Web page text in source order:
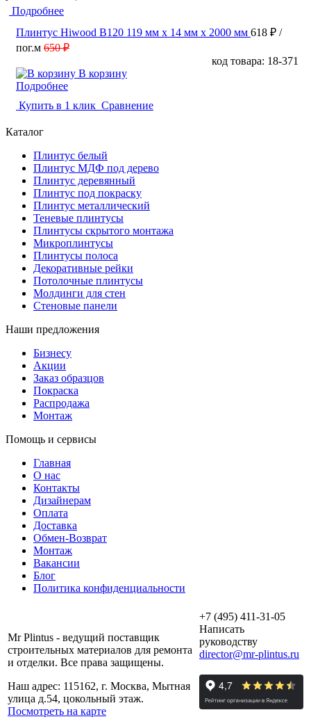
Подробнее
Плинтус Hiwood B120 119 мм х 14 мм х 2000 мм 618 ₽ /
пог.м 650 ₽
код товара: 18-371
В корзину
Подробнее
Купить в 1 клик Сравнение
Каталог
Плинтус белый
Плинтус МДФ под дерево
Плинтус деревянный
Плинтус под покраску
Плинтус металлический
Теневые плинтусы
Плинтусы скрытого монтажа
Микроплинтусы
Плинтусы полоса
Декоративные рейки
Потолочные плинтусы
Молдинги для стен
Стеновые панели
Наши предложения
Бизнесу
Акции
Заказ образцов
Покраска
Распродажа
Монтаж
Помощь и сервисы
Главная
О нас
Контакты
Дизайнерам
Оплата
Доставка
Обмен-Возврат
Монтаж
Вакансии
Блог
Политика конфиденциальности
Mr Plintus - ведущий поставщик
строительных материалов для ремонта
и отделки. Все права защищены.
Наш адрес: 115162, г. Москва, Мытная
улица д.54, цокольный этаж.
Посмотреть на карте
+7 (495) 411-31-05
Написать
руководству
director@mr-plintus.ru